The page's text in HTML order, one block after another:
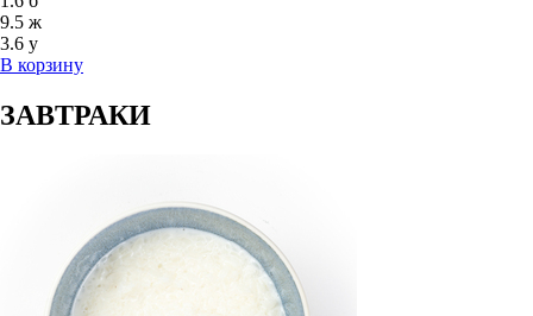
9.5 ж
3.6 у
В корзину
ЗАВТРАКИ